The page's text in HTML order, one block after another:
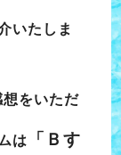
いたしま
想をいただ
は
「Ｂす